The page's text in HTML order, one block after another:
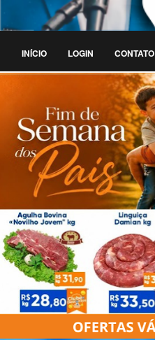
INÍCIO LOGIN CONTATO